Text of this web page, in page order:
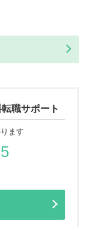
職サポート
ます